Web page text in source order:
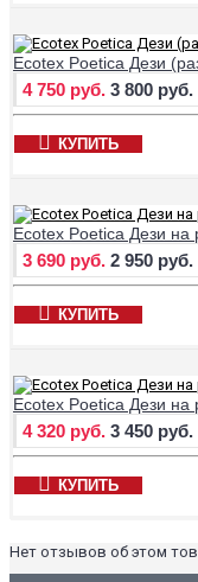
Ecotex Poetica Дези
4 750 руб. 3 800 руб.
КУПИТЬ
Ecotex Poetica Дези на
3 690 руб. 2 950 руб.
КУПИТЬ
Ecotex Poetica Дези на
4 320 руб. 3 450 руб.
КУПИТЬ
Нет отзывов об этом